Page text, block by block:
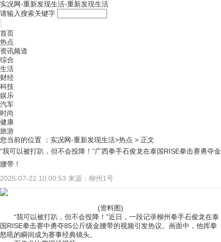
实况网-重新发现生活-重新发现生活
请输入搜索关键字
首页
热点
资讯频道
综合
生活
财经
科技
娱乐
汽车
时尚
健康
旅游
您当前的位置 ： 实况网-重新发现生活>热点 > 正文
“我可以被打趴，但不会投降！”广西拳手石俊龙在泰国RISE拳击赛勇夺金
腰带！
2025-07-22 10:00:53 来源：柳州1号
(资料图)
“我可以被打趴，但不会投降！”近日，一段记录柳州拳手石俊龙在泰
国RISE拳击赛中勇夺85公斤级金腰带的视频引发热议。画面中，他挥拳
怒吼的瞬间成为赛事经典镜头。